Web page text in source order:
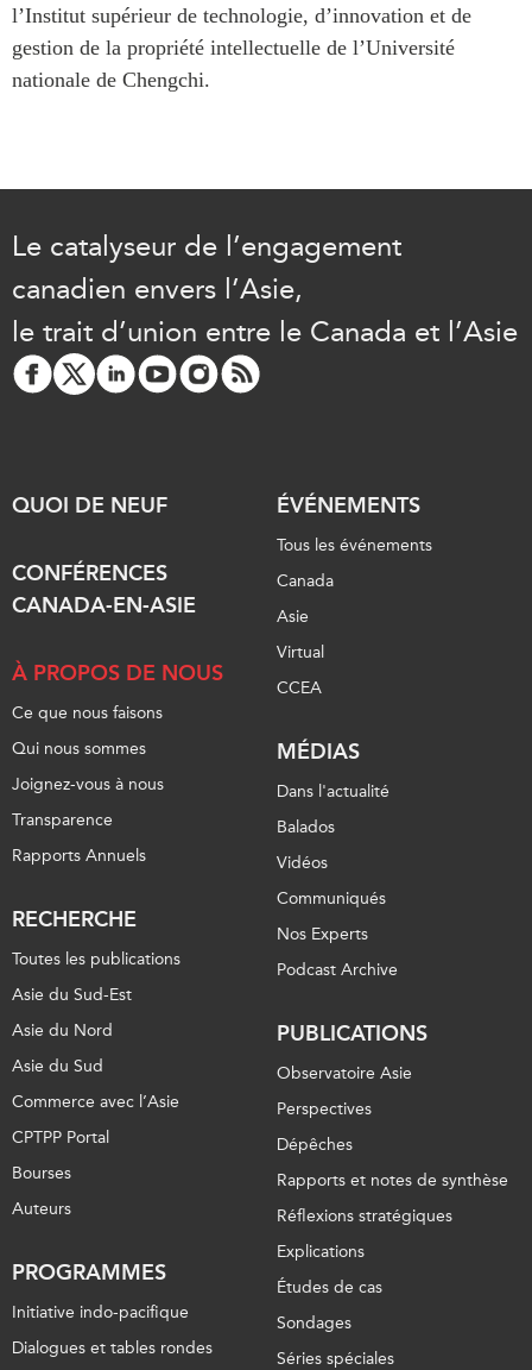
ABAC
APEC
PECC
l’Institut supérieur de technologie, d’innovation et de
gestion de la propriété intellectuelle de l’Université
nationale de Chengchi.
Le catalyseur de l’engagement
canadien envers l’Asie,
le trait d’union entre le Canada et l’Asie
QUOI DE NEUF
CONFÉRENCES
CANADA-EN-ASIE
À PROPOS DE NOUS
Ce que nous faisons
Qui nous sommes
Joignez-vous à nous
Transparence
Rapports Annuels
RECHERCHE
Toutes les publications
Asie du Sud-Est
Asie du Nord
Asie du Sud
Commerce avec l’Asie
CPTPP Portal
Bourses
Auteurs
PROGRAMMES
Initiative indo-pacifique
Dialogues et tables rondes
ÉVÉNEMENTS
Tous les événements
Canada
Asie
Virtual
CCEA
MÉDIAS
Dans l'actualité
Balados
Vidéos
Communiqués
Nos Experts
Podcast Archive
PUBLICATIONS
Observatoire Asie
Perspectives
Dépêches
Rapports et notes de synthèse
Réflexions stratégiques
Explications
Études de cas
Sondages
Séries spéciales